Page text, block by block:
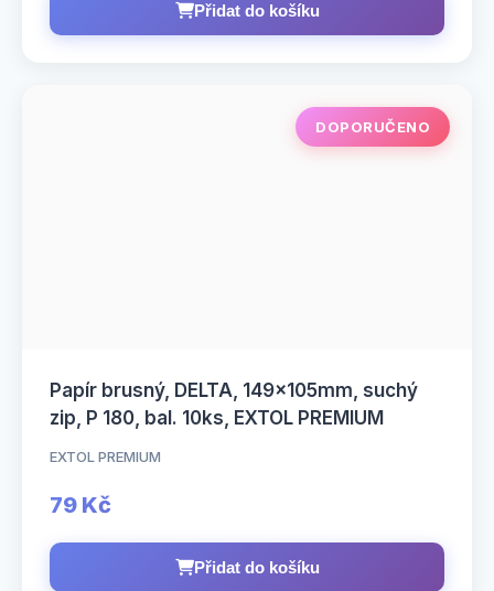
Přidat do košíku
DOPORUČENO
Papír brusný, DELTA, 149x105mm, suchý
zip, P 180, bal. 10ks, EXTOL PREMIUM
EXTOL PREMIUM
79 Kč
Přidat do košíku